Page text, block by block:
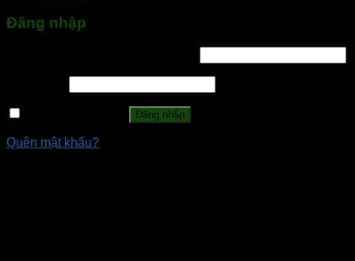
Đăng nhập
Đăng nhập
Quên mật khẩu?